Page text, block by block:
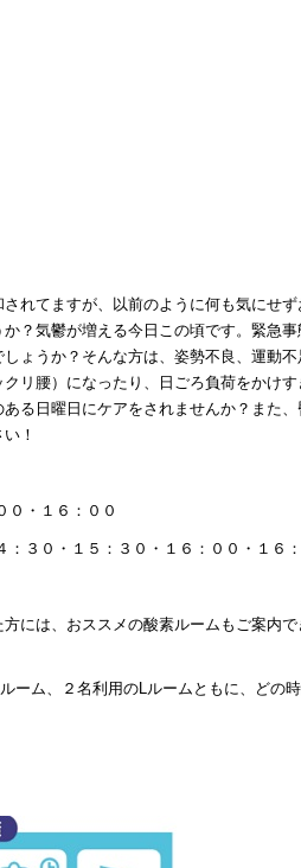
れてますが、以前のように何も気にせ
？気鬱が増える今日この頃です。緊急
ょうか？そんな方は、姿勢不良、運動
リ腰）になったり、日ごろ負荷をかけ
る日曜日にケアをされませんか？また
！
０・１６：００
３０・１５：３０・１６：００・１６
には、おススメの酸素ルームもご案内で
ーム、２名利用のLルームともに、どの